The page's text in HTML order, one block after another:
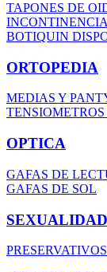
TAPONES DE
INCONTINENCIA
BOTIQUIN
ORTOPEDIA
MEDIAS Y
TENSIOMETROS
OPTICA
GAFAS DE
GAFAS DE SOL
SEXUALIDAD
PRESERVATIVOS